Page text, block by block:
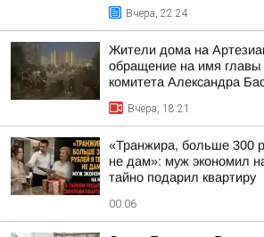
Вчера, 22:24
Жители дома на
обращение на имя главы
комитета Александра
Вчера, 18:21
«Транжира, больше 300
не дам»: муж экономил
тайно подарил квартиру
00:06